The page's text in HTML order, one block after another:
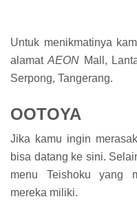
Untuk menikmatinya
alamatAEON Mall,
Serpong, Tangerang.
OOTOYA
Jika kamu ingin
bisa datang ke sini.
menu Teishoku yang
mereka miliki.